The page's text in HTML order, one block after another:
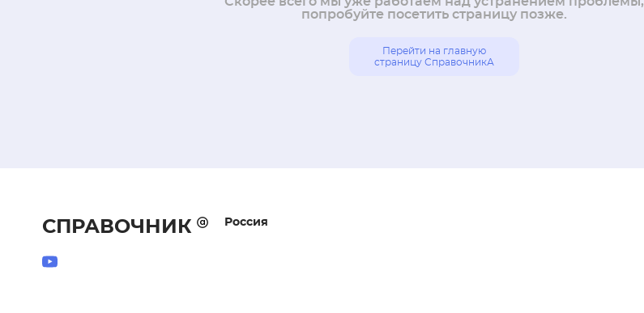
попробуйте посетить страницу позже.
Перейти на главную
страницу СправочникА
СПРАВОЧНИК Россия